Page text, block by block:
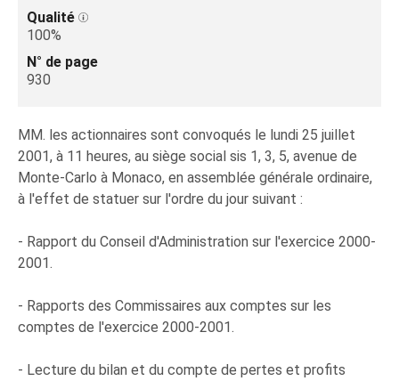
Qualité
100%
N° de page
930
MM. les actionnaires sont convoqués le lundi 25 juillet
2001, à 11 heures, au siège social sis 1, 3, 5, avenue de
Monte-Carlo à Monaco, en assemblée générale ordinaire,
à l'effet de statuer sur l'ordre du jour suivant :
- Rapport du Conseil d'Administration sur l'exercice 2000-
2001.
- Rapports des Commissaires aux comptes sur les
comptes de l'exercice 2000-2001.
- Lecture du bilan et du compte de pertes et profits